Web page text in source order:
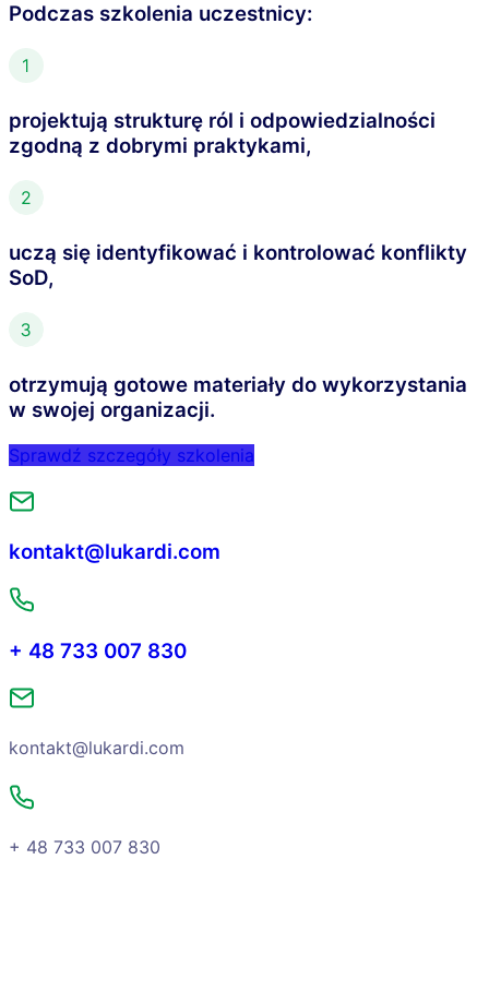
Podczas szkolenia uczestnicy:
projektują strukturę ról i odpowiedzialności
zgodną z dobrymi praktykami,
uczą się identyfikować i kontrolować konflikty
SoD,
otrzymują gotowe materiały do wykorzystania
w swojej organizacji.
Sprawdź szczegóły szkolenia
kontakt@lukardi.com
+ 48 733 007 830
kontakt@lukardi.com
+ 48 733 007 830